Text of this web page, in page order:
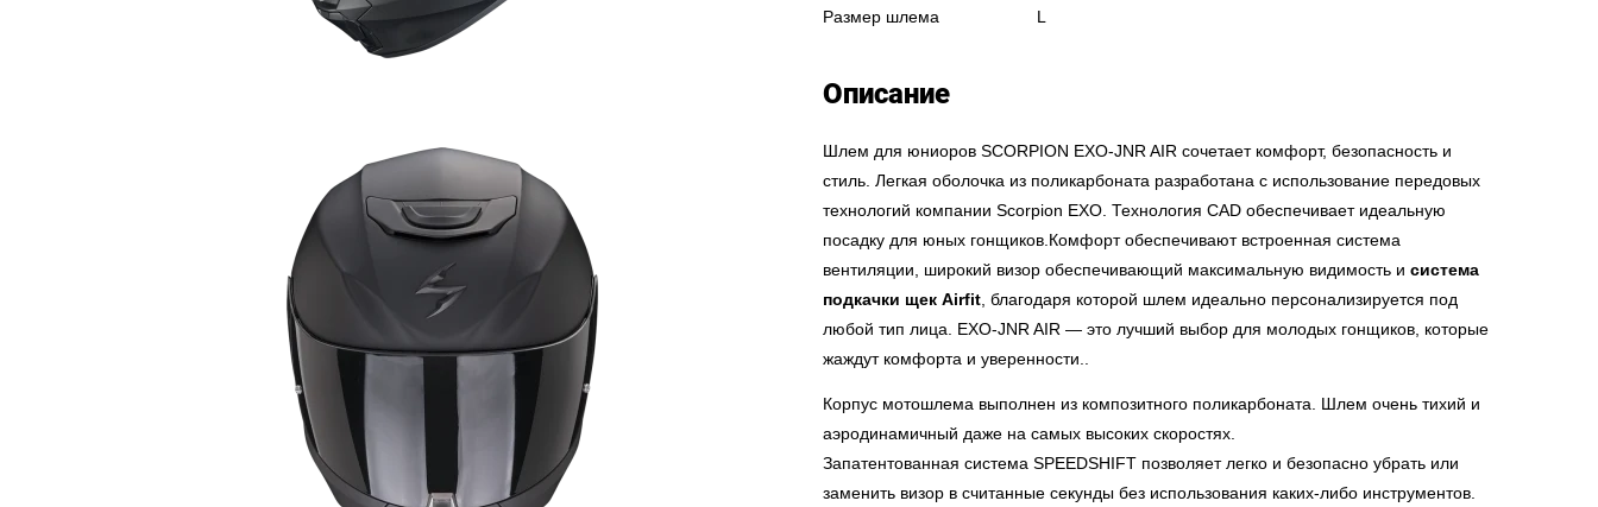
Размер шлема
L
Описание
Шлем для юниоров SCORPION EXO-JNR AIR сочетает комфорт, безопасность и
стиль. Легкая оболочка из поликарбоната разработана с использование передовых
технологий компании Scorpion EXO. Технология CAD обеспечивает идеальную
посадку для юных гонщиков.Комфорт обеспечивают встроенная система
вентиляции, широкий визор обеспечивающий максимальную видимость и система
подкачки щек Airfit , благодаря которой шлем идеально персонализируется под
любой тип лица. EXO-JNR AIR — это лучший выбор для молодых гонщиков, которые
жаждут комфорта и уверенности..
Корпус мотошлема выполнен из композитного поликарбоната. Шлем очень тихий и
аэродинамичный даже на самых высоких скоростях.
Запатентованная система SPEEDSHIFT позволяет легко и безопасно убрать или
заменить визор в считанные секунды без использования каких-либо инструментов.